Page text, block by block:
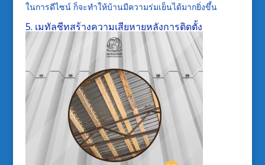
ในการดีไซน์ ก็จะทำให้บ้านมีความร่มเย็นได้มากยิ่งขึ้น
5. เมทัลชีทสร้างความเสียหายหลังการติดตั้ง